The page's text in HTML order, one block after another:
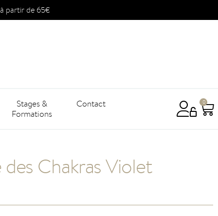
partir de 65€
Stages &
Formations
Contact 0
Chakras Violet